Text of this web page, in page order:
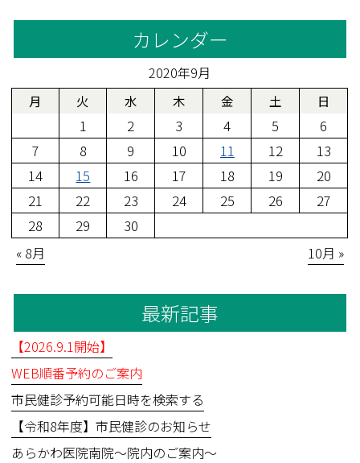
カレンダー
2020年9月
月 火 水 木 金 土 日
1 2 3 4 5
6
7
8 9 10 11 12
13
14
15 16 17 18 19
20
21
22 23 24 25 26
27
28
29
30
« 8月
10月 »
最新記事
【2026.9.1開始】
WEB順番予約のご案内
市民健診予約可能日時を検索する
【令和8年度】市民健診のお知らせ
あらかわ医院南院～院内のご案内～